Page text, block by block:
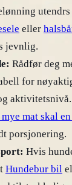
eller
jevnlig.
Rådfør deg
for
mat skal
porsjonering.
Hvis
Hundebur bil